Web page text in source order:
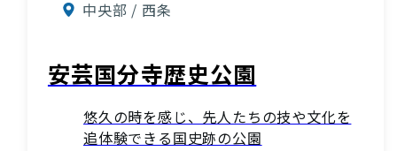
中央部 / 西条
安芸国分寺歴史公園
悠久の時を感じ、先人たちの技や文化を
追体験できる国史跡の公園